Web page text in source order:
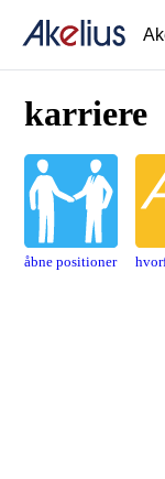
karriere
åbne positioner